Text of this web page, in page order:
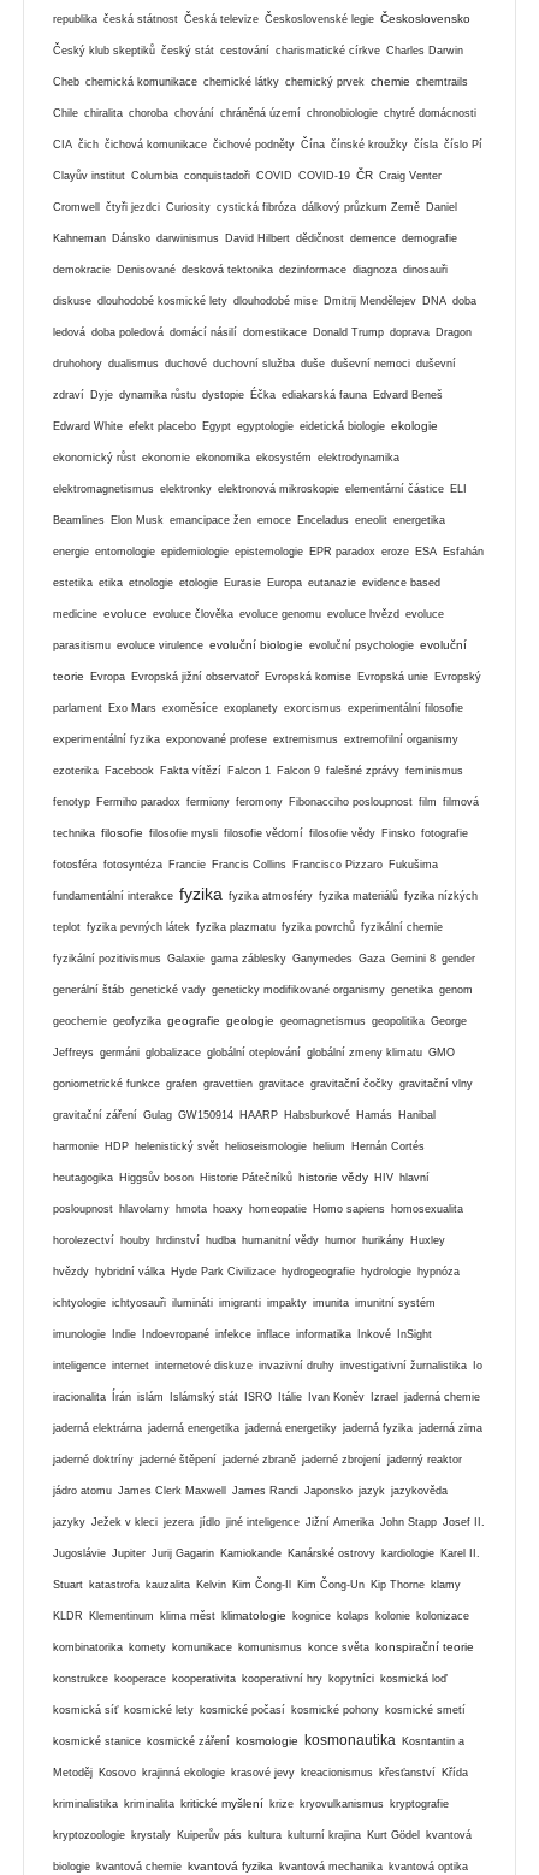
republika česká státnost Česká televize Československé legie Československo
Český klub skeptiků český stát cestování charismatické církve Charles Darwin
Cheb chemická komunikace chemické látky chemický prvek chemie chemtrails
Chile chiralita choroba chování chráněná území chronobiologie chytré domácnosti
CIA čich čichová komunikace čichové podněty Čína čínské kroužky čísla číslo Pí
Clayův institut Columbia conquistadoři COVID COVID-19 ČR Craig Venter
Cromwell čtyři jezdci Curiosity cystická fibróza dálkový průzkum Země Daniel
Kahneman Dánsko darwinismus David Hilbert dědičnost demence demografie
demokracie Denisované desková tektonika dezinformace diagnoza dinosauři
diskuse dlouhodobé kosmické lety dlouhodobé mise Dmitrij Mendělejev DNA doba
ledová doba poledová domácí násilí domestikace Donald Trump doprava Dragon
druhohory dualismus duchové duchovní služba duše duševní nemoci duševní
zdraví Dyje dynamika růstu dystopie Éčka ediakarská fauna Edvard Beneš
Edward White efekt placebo Egypt egyptologie eidetická biologie ekologie
ekonomický růst ekonomie ekonomika ekosystém elektrodynamika
elektromagnetismus elektronky elektronová mikroskopie elementární částice ELI
Beamlines Elon Musk emancipace žen emoce Enceladus eneolit energetika
energie entomologie epidemiologie epistemologie EPR paradox eroze ESA Esfahán
estetika etika etnologie etologie Eurasie Europa eutanazie evidence based
medicine evoluce evoluce člověka evoluce genomu evoluce hvězd evoluce
parasitismu evoluce virulence evoluční biologie evoluční psychologie evoluční
teorie Evropa Evropská jižní observatoř Evropská komise Evropská unie Evropský
parlament Exo Mars exoměsíce exoplanety exorcismus experimentální filosofie
experimentální fyzika exponované profese extremismus extremofilní organismy
ezoterika Facebook Fakta vítězí Falcon 1 Falcon 9 falešné zprávy feminismus
fenotyp Fermiho paradox fermiony feromony Fibonacciho posloupnost film filmová
technika filosofie filosofie mysli filosofie vědomí filosofie vědy Finsko fotografie
fotosféra fotosyntéza Francie Francis Collins Francisco Pizzaro Fukušima
fundamentální interakce fyzika fyzika atmosféry fyzika materiálů fyzika nízkých
teplot fyzika pevných látek fyzika plazmatu fyzika povrchů fyzikální chemie
fyzikální pozitivismus Galaxie gama záblesky Ganymedes Gaza Gemini 8 gender
generální štáb genetické vady geneticky modifikované organismy genetika genom
geochemie geofyzika geografie geologie geomagnetismus geopolitika George
Jeffreys germáni globalizace globální oteplování globální zmeny klimatu GMO
goniometrické funkce grafen gravettien gravitace gravitační čočky gravitační vlny
gravitační záření Gulag GW150914 HAARP Habsburkové Hamás Hanibal
harmonie HDP helenistický svět helioseismologie helium Hernán Cortés
heutagogika Higgsův boson Historie Pátečníků historie vědy HIV hlavní
posloupnost hlavolamy hmota hoaxy homeopatie Homo sapiens homosexualita
horolezectví houby hrdinství hudba humanitní vědy humor hurikány Huxley
hvězdy hybridní válka Hyde Park Civilizace hydrogeografie hydrologie hypnóza
ichtyologie ichtyosauři ilumináti imigranti impakty imunita imunitní systém
imunologie Indie Indoevropané infekce inflace informatika Inkové InSight
inteligence internet internetové diskuze invazivní druhy investigativní žurnalistika Io
iracionalita Írán islám Islámský stát ISRO Itálie Ivan Koněv Izrael jaderná chemie
jaderná elektrárna jaderná energetika jaderná energetiky jaderná fyzika jaderná zima
jaderné doktríny jaderné štěpení jaderné zbraně jaderné zbrojení jaderný reaktor
jádro atomu James Clerk Maxwell James Randi Japonsko jazyk jazykověda
jazyky Ježek v kleci jezera jídlo jiné inteligence Jižní Amerika John Stapp Josef II.
Jugoslávie Jupiter Jurij Gagarin Kamiokande Kanárské ostrovy kardiologie Karel II.
Stuart katastrofa kauzalita Kelvin Kim Čong-Il Kim Čong-Un Kip Thorne klamy
KLDR Klementinum klima měst klimatologie kognice kolaps kolonie kolonizace
kombinatorika komety komunikace komunismus konce světa konspirační teorie
konstrukce kooperace kooperativita kooperativní hry kopytníci kosmická loď
kosmická síť kosmické lety kosmické počasí kosmické pohony kosmické smetí
kosmické stanice kosmické záření kosmologie kosmonautika Kosntantin a
Metoděj Kosovo krajinná ekologie krasové jevy kreacionismus křesťanství Křída
kriminalistika kriminalita kritické myšlení krize kryovulkanismus kryptografie
kryptozoologie krystaly Kuiperův pás kultura kulturní krajina Kurt Gödel kvantová
biologie kvantová chemie kvantová fyzika kvantová mechanika kvantová optika